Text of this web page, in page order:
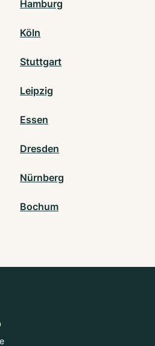
Hamburg
Köln
Stuttgart
Leipzig
Essen
Dresden
Nürnberg
Bochum